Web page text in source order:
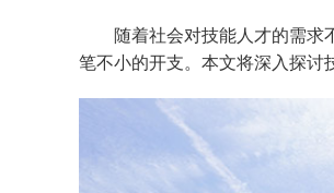
随着社会对技能人才的需求
笔不小的开支。本文将深入探讨